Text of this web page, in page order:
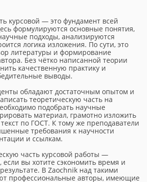
курсовой — это фундамент всей
формулируются основные понятия,
подходы, анализируются
логика изложения. По сути, это
литературы и формирование
Без чётко написанной теории
качественную практику и
выводы.
обладают достаточным опытом и
теоретическую часть на
подобрать научные
материал, грамотно изложить
по ГОСТ. К тому же преподаватели
требования к научности
и ссылкам.
часть курсовой работы —
вы хотите сэкономить время и
В Zaochnik над такими
профессиональные авторы, имеющие